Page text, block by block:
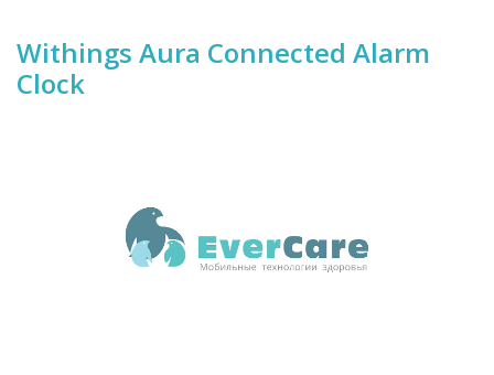
Withings Aura Connected Alarm
Clock